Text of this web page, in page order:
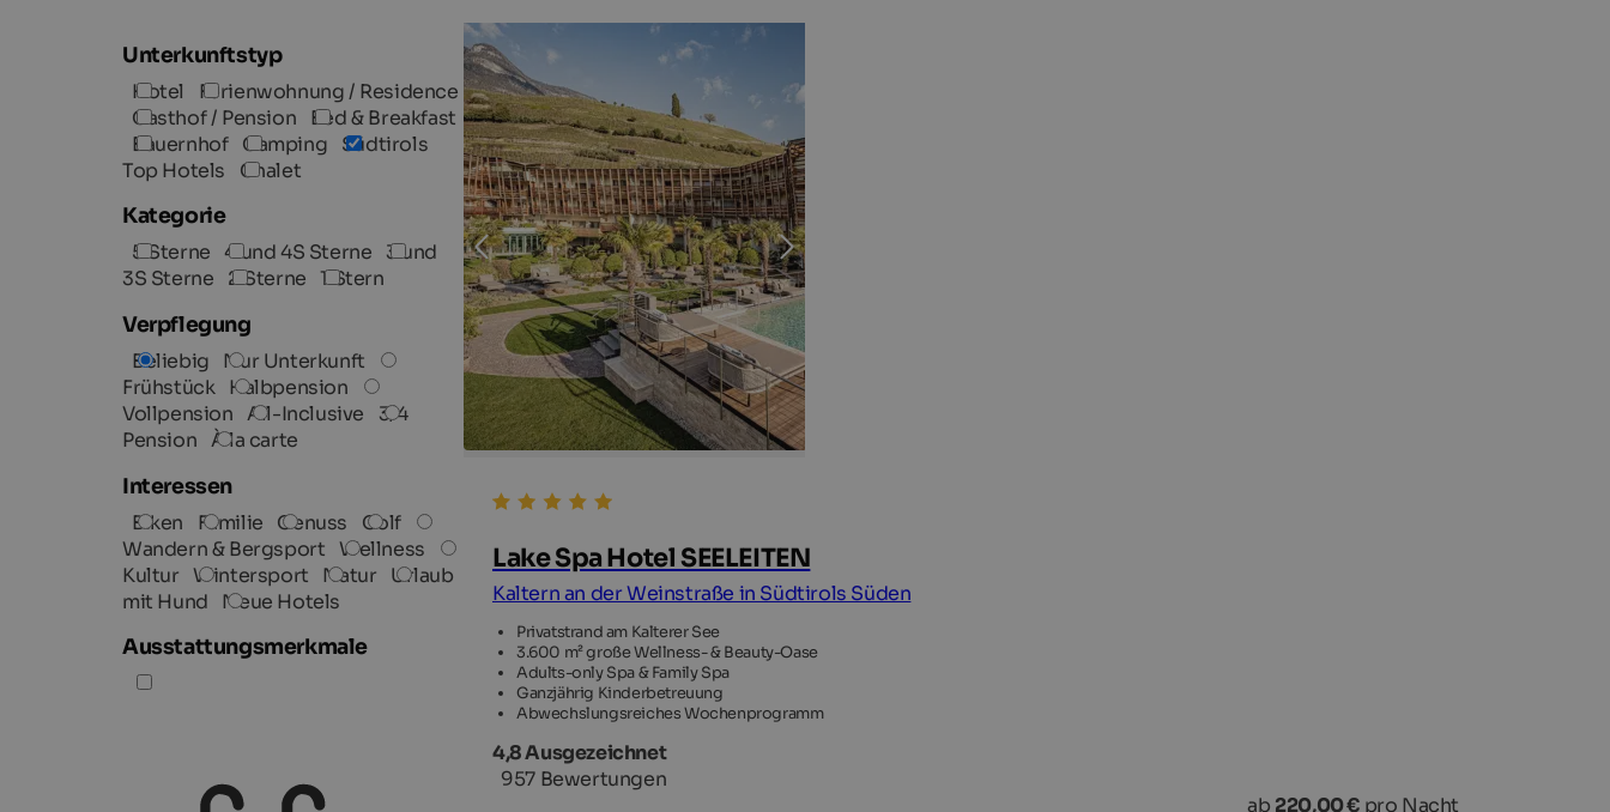
Unterkunftstyp
Hotel
Ferienwohnung / Residence
Gasthof / Pension
Bed & Breakfast
Bauernhof Camping
Südtirols
Top Hotels
Chalet
Kategorie
5 Sterne 4 und 4S Sterne
3 und
3S Sterne
2 Sterne 1 Stern
Verpflegung
Beliebig
Nur Unterkunft
Frühstück Halbpension
Vollpension All-Inclusive
3/4
Pension À la carte
Interessen
Biken Familie Genuss
Golf
Wandern & Bergsport Wellness
Kultur Wintersport Natur
Urlaub
mit Hund
Neue Hotels
Ausstattungsmerkmale
TOP HOTEL
Lake Spa Hotel SEELEITEN
Kaltern an der Weinstraße in Südtirols Süden
Privatstrand am Kalterer See
3.600 m² große Wellness- & Beauty-Oase
Adults-only Spa & Family Spa
Ganzjährig Kinderbetreuung
Abwechslungsreiches Wochenprogramm
4,8 Ausgezeichnet
957 Bewertungen
ab 220,00 € pro Nacht